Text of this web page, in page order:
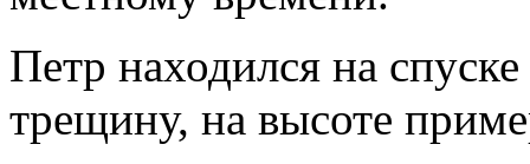
Петр находился на
трещину, на высоте